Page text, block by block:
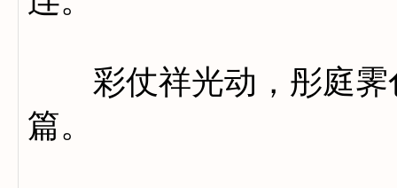
彩仗祥光动，彤庭霁
篇。